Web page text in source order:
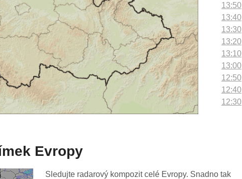
13:50
13:40
13:30
13:20
13:10
13:00
12:50
12:40
12:30
11:30
Evropy
Sledujte radarový kompozit celé Evropy. Snadno tak